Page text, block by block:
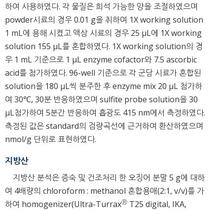
하여 사용하였다. 각 물질은 희석 가능한 양을 조절하였으며
powder시료의 경우 0.01 g을 취하여 1X working solution
1 mL에 용해 시켰고 액상 시료의 경우 25 μL에 1X working
solution 155 μL를 혼합하였다. 1X working solution의 경
우 1 mL 기준으로 1 μL enzyme cofactor와 7.5 ascorbic
acid를 첨가하였다. 96-well 기준으로 각 군당 시료가 혼합된
solution을 180 μL씩 분주한 후 enzyme mix 20 μL 첨가하
여 30℃, 30분 반응하였으며 sulfite probe solution을 30
μL첨가하여 5분간 반응하여 흡광도 415 nm에서 측정하였다.
측정된 값은 standard의 검량곡선에 근거하여 환산하였으며
nmol/g 단위로 표현하였다.
지방산
지방산 분석은 증숙 및 건조처리 한 오징어 분말 5 g에 대하
여 4배량의 chloroform : methanol 혼합용매(2:1, v/v)를 가
하여 homogenizer(Ultra-TurraxⓇ T25 digital, IKA,